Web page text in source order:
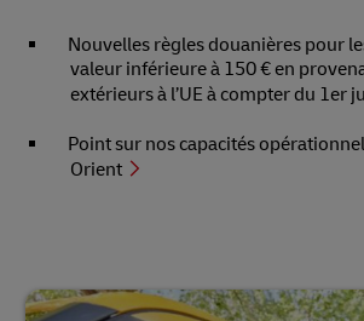
Nouvelles règles douanières pour
valeur inférieure à 150 € en
extérieurs à l’UE à compter du 1er
Point sur nos capacités
Orient